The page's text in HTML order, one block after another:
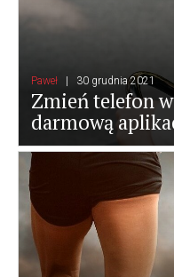
Paweł 30 grudnia 2021
Zmień telefon
darmową